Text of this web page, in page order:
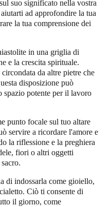
suo significato nella vostra
ad approfondire la tua
la tua comprensione dei
in una griglia di
e la crescita spirituale.
da altre pietre che
disposizione può
spazio potente per il lavoro
punto focale sul tuo altare
servire a ricordare l'amore e
la riflessione e la preghiera
fiori o altri oggetti
di indossarla come gioiello,
Ciò ti consente di
il giorno, come